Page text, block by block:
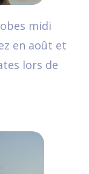
midi
en août et
lors de